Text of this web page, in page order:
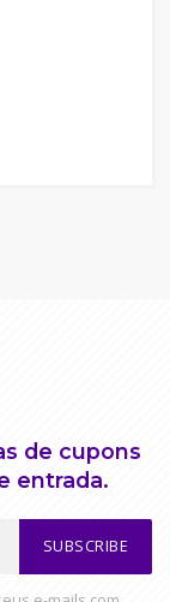
de cupons
entrada.
SUBSCRIBE